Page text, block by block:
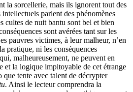
la sorcellerie, mais ils ignorent tout des
parlent des phénomènes
de nuit bantu sont bel et bien
sont avérées tant sur les
pauvres victimes, à leur malheur, n’en
pratique, ni les conséquences
malheureusement, ne peuvent en
et la logique impitoyable de cet étrange
tente avec talent de décrypter
. Ainsi le lecteur comprendra la